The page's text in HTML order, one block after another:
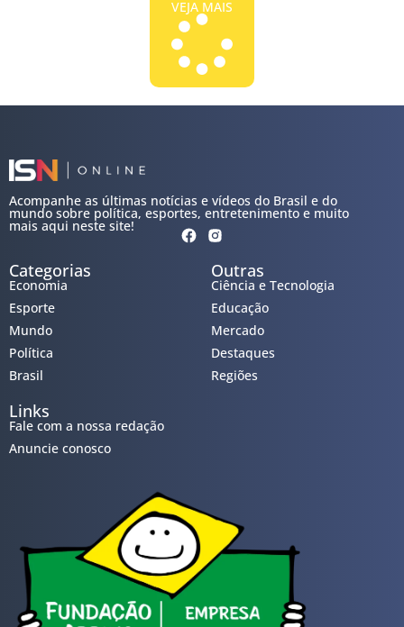
VEJA MAIS
Acompanhe as últimas notícias e vídeos do Brasil e do
mundo sobre política, esportes, entretenimento e muito
mais aqui neste site!
Categorias
Economia
Esporte
Mundo
Política
Brasil
Outras
Ciência e Tecnologia
Educação
Mercado
Destaques
Regiões
Links
Fale com a nossa redação
Anuncie conosco